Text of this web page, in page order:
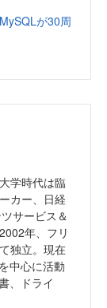
が30周
学時代は臨
カー、日経
サービス＆
年、フリ
独立。現在
中心に活動
、ドライ